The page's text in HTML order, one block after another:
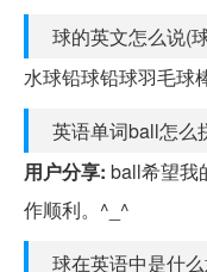
球的英文怎么说(
水球铅球铅球羽毛球
英语单词ball怎么
用户分享: ball希望我
作顺利。^_^
球在英语中是什么